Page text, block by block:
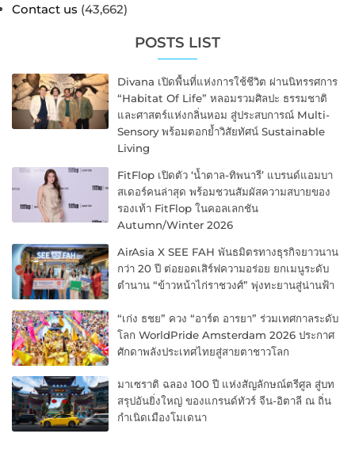
Contact us (43,662)
POSTS LIST
Divana เปิดพื้นที่แห่งการใช้ชีวิต ผ่านนิทรรศการ
“Habitat Of Life” หลอมรวมศิลปะ ธรรมชาติ
และศาสตร์แห่งกลิ่นหอม สู่ประสบการณ์ Multi-
Sensory พร้อมตอกย้ำวิสัยทัศน์ Sustainable
Living
FitFlop เปิดตัว ‘น้ำตาล-ทิพนารี’ แบรนด์แอมบา
สเดอร์คนล่าสุด พร้อมชวนสัมผัสความสบายของ
รองเท้า FitFlop ในคอลเลกชัน
Autumn/Winter 2026
AirAsia X SEE FAH พันธมิตรทางธุรกิจยาวนาน
กว่า 20 ปี ต่อยอดเสิร์ฟความอร่อย ยกเมนูระดับ
ตำนาน “ข้าวหน้าไก่ราชวงศ์” พุ่งทะยานสู่น่านฟ้า
“เก่ง ธชย” ควง “อาร์ต อารยา” ร่วมเทศกาลระดับ
โลก WorldPride Amsterdam 2026 ประกาศ
ศักดาพลังประเทศไทยสู่สายตาชาวโลก
มาเซราติ ฉลอง 100 ปี แห่งสัญลักษณ์ตรีศูล สู่บท
สรุปอันยิ่งใหญ่ ของแกรนด์ทัวร์ จีน-อิตาลี ณ ถิ่น
กำเนิดเมืองโมเดนา